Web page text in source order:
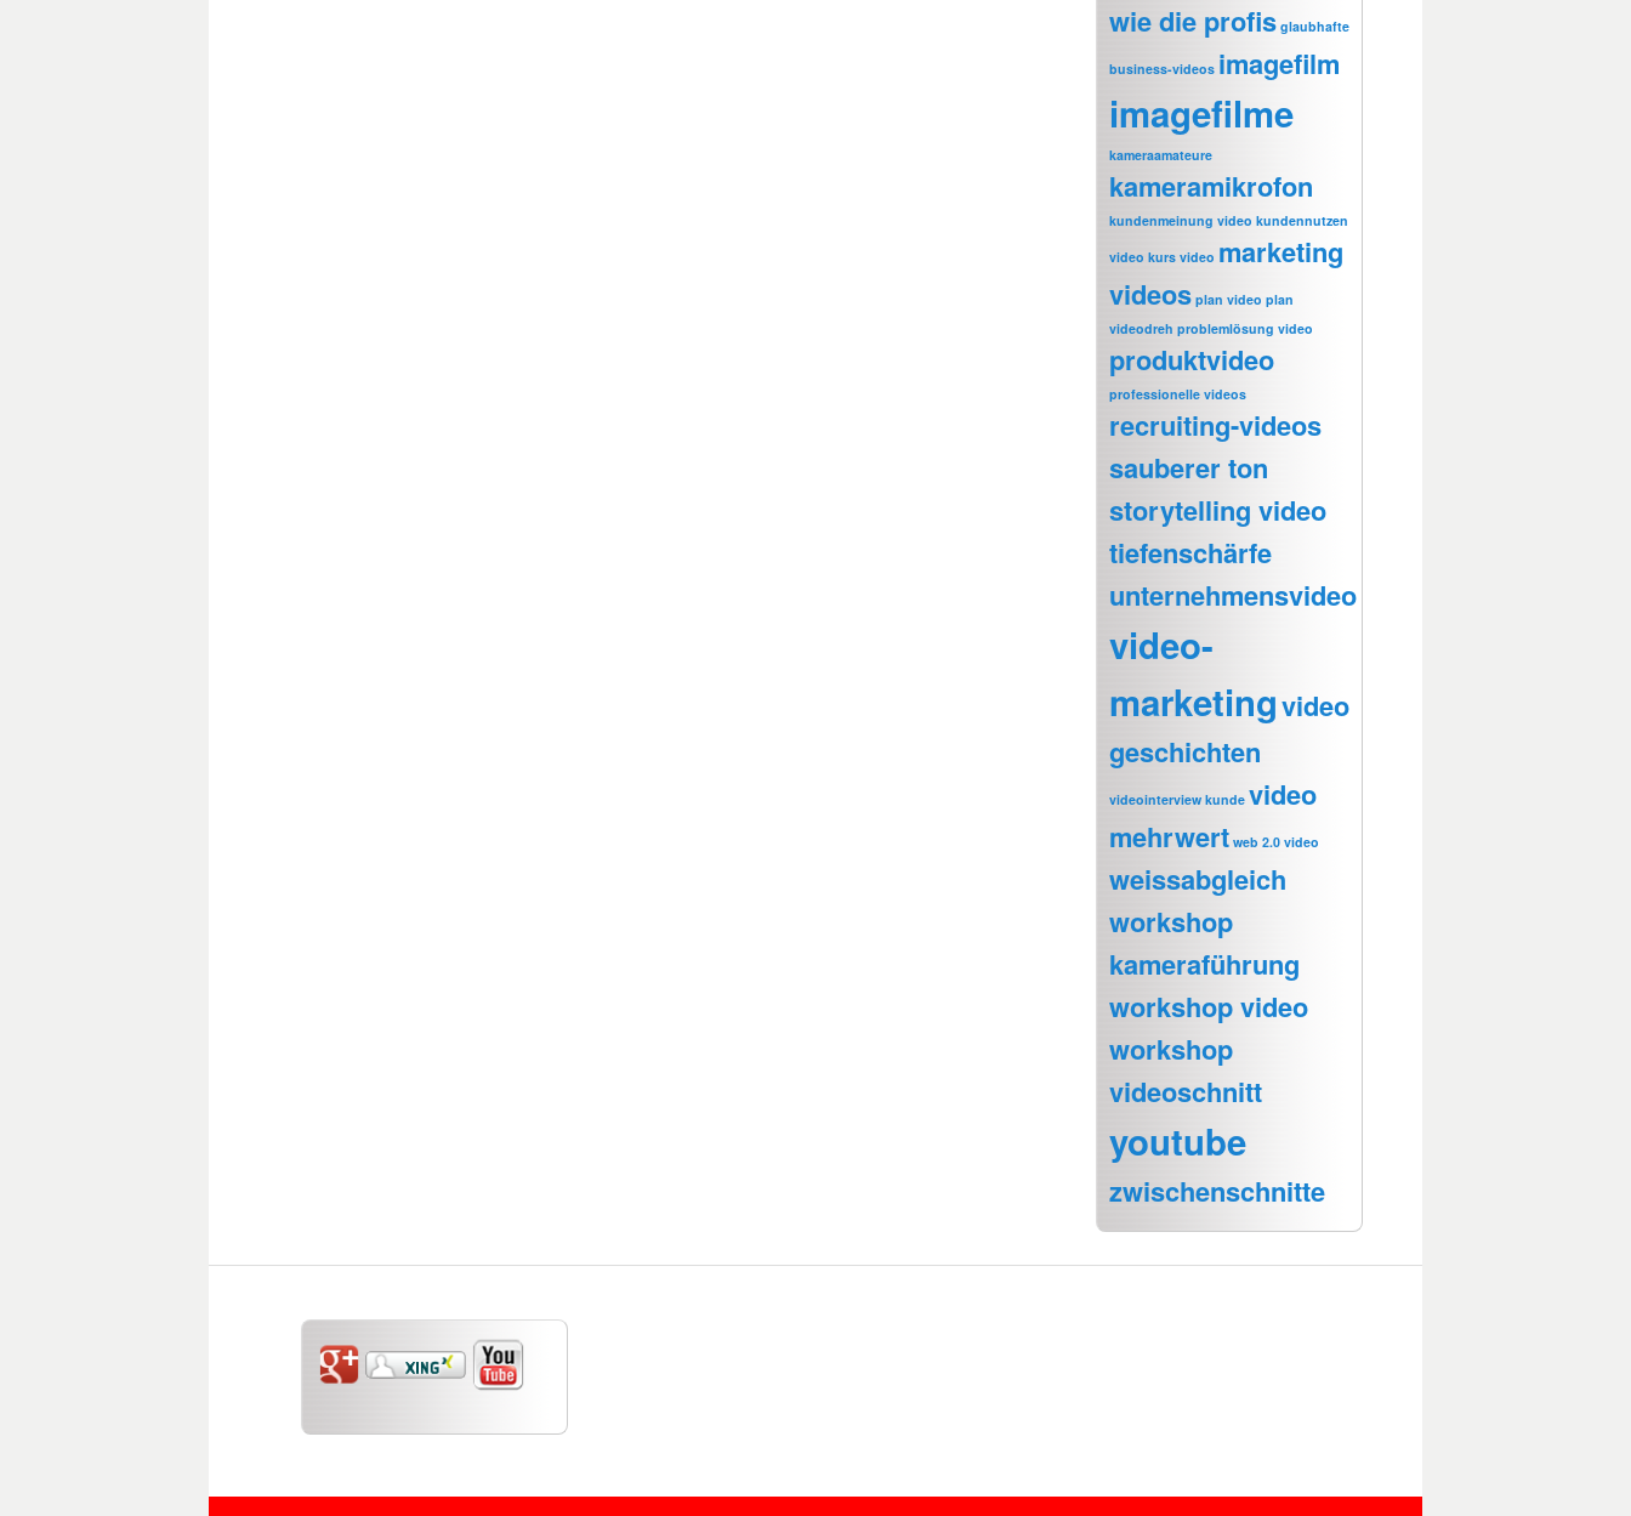
wie die profis glaubhafte
business-videos imagefilm
imagefilme
kameraamateure
kameramikrofon
kundenmeinung video kundennutzen
video kurs video marketing
videos plan video plan
videodreh problemlösung video
produktvideo
professionelle videos
recruiting-videos
sauberer ton
storytelling video
tiefenschärfe
unternehmensvideo
video-
marketingvideo
geschichten
videointerview kunde video
mehrwert web 2.0 video
weissabgleich
workshop
kameraführung
workshop video
workshop
videoschnitt
youtube
zwischenschnitte